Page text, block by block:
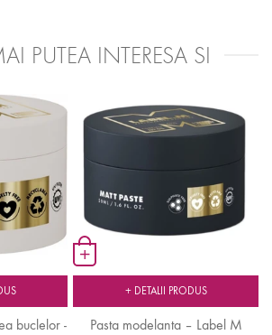
PUTEA INTERESA SI
buclelor -
Pasta modelanta – Label M
+
+ DETALII PRODUS